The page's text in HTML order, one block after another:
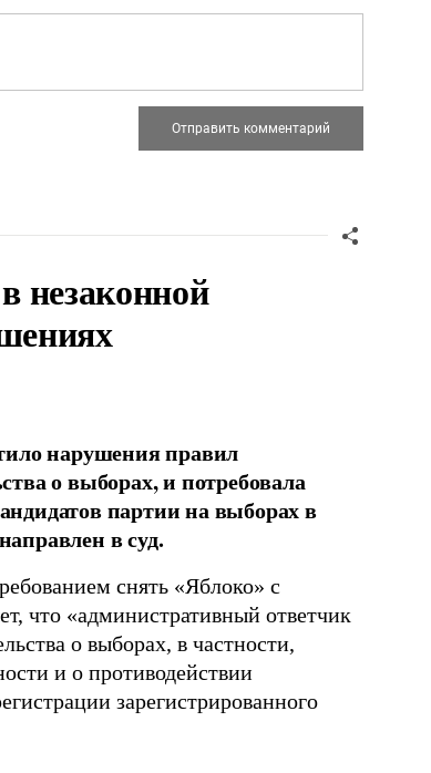
незаконной
нарушения правил
о выборах, и потребовала
партии на выборах в
в суд.
снять «Яблоко» с
что «административный ответчик
о выборах, в частности,
и о противодействии
зарегистрированного